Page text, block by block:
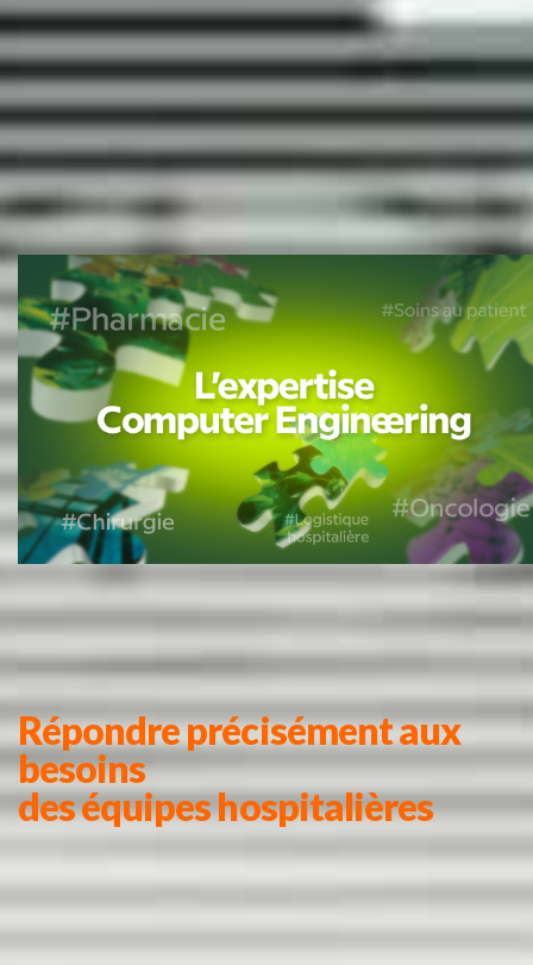
Répondre précisément aux
besoins
des équipes hospitalières